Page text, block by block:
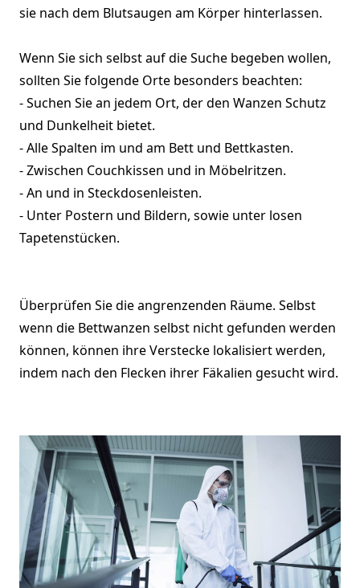
sie nach dem Blutsaugen am Körper hinterlassen.
Wenn Sie sich selbst auf die Suche begeben wollen,
sollten Sie folgende Orte besonders beachten:
- Suchen Sie an jedem Ort, der den Wanzen Schutz
und Dunkelheit bietet.
- Alle Spalten im und am Bett und Bettkasten.
- Zwischen Couchkissen und in Möbelritzen.
- An und in Steckdosenleisten.
- Unter Postern und Bildern, sowie unter losen
Tapetenstücken.
Überprüfen Sie die angrenzenden Räume. Selbst
wenn die Bettwanzen selbst nicht gefunden werden
können, können ihre Verstecke lokalisiert werden,
indem nach den Flecken ihrer Fäkalien gesucht wird.